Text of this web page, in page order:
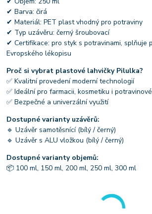
✔ Barva: čirá
✔ Materiál: PET plast vhodný pro potraviny
✔ Typ uzávěru: černý šroubovací
✔ Certifikace: pro styk s potravinami, splňuje
Evropského lékopisu
Proč si vybrat plastové lahvičky Pilulka?
✅ Kvalitní provedení moderní technologií
✅ Ideální pro farmacii, kosmetiku i
✅ Bezpečné a univerzální využití
Dostupné varianty uzávěrů:
🔹 Uzávěr samotěsnící (bílý / černý)
🔹 Uzávěr s ALU vložkou (bílý / černý)
Dostupné varianty objemů:
📦 100 ml, 150 ml, 200 ml, 250 ml, 300 ml